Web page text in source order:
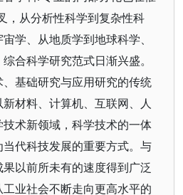
，从分析性科学到复杂性科
学、从地质学到地球科学、
合科学研究范式日渐兴盛。
基础研究与应用研究的传统
材料、计算机、互联网、人
术新领域，科学技术的一体
代科技发展的重要方式。与
以前所未有的速度得到广泛
业社会不断走向更高水平的